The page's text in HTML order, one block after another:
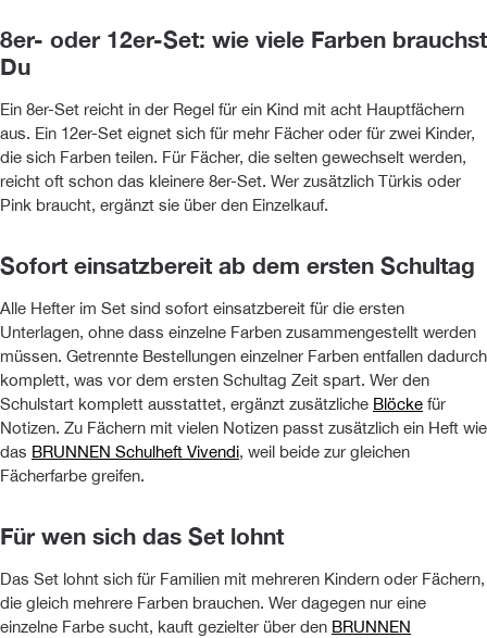
8er- oder 12er-Set: wie viele Farben brauchst
Du
Ein 8er-Set reicht in der Regel für ein Kind mit acht Hauptfächern
aus. Ein 12er-Set eignet sich für mehr Fächer oder für zwei Kinder,
die sich Farben teilen. Für Fächer, die selten gewechselt werden,
reicht oft schon das kleinere 8er-Set. Wer zusätzlich Türkis oder
Pink braucht, ergänzt sie über den Einzelkauf.
Sofort einsatzbereit ab dem ersten Schultag
Alle Hefter im Set sind sofort einsatzbereit für die ersten
Unterlagen, ohne dass einzelne Farben zusammengestellt werden
müssen. Getrennte Bestellungen einzelner Farben entfallen dadurch
komplett, was vor dem ersten Schultag Zeit spart. Wer den
Schulstart komplett ausstattet, ergänzt zusätzliche Blöcke für
Notizen. Zu Fächern mit vielen Notizen passt zusätzlich ein Heft wie
das BRUNNEN Schulheft Vivendi, weil beide zur gleichen
Fächerfarbe greifen.
Für wen sich das Set lohnt
Das Set lohnt sich für Familien mit mehreren Kindern oder Fächern,
die gleich mehrere Farben brauchen. Wer dagegen nur eine
einzelne Farbe sucht, kauft gezielter über den BRUNNEN